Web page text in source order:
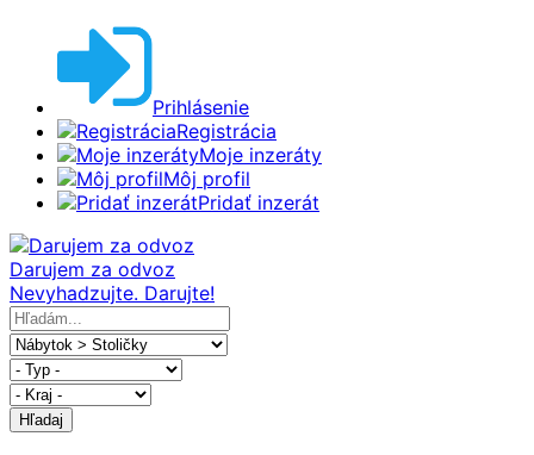
Prihlásenie
Registrácia
Moje inzeráty
Môj profil
Pridať inzerát
Darujem za odvoz
Nevyhadzujte. Darujte!
Hľadaj